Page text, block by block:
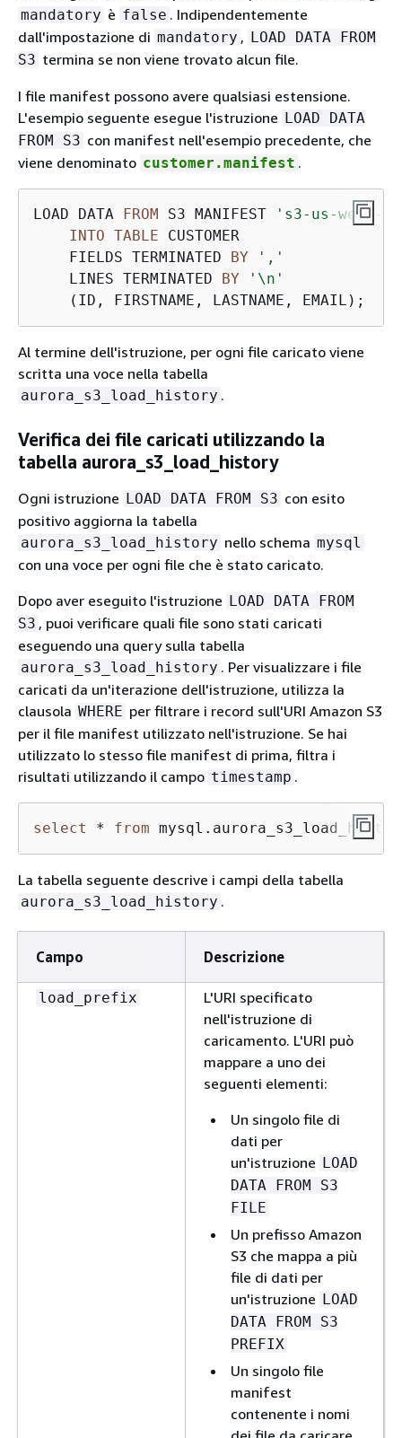
mandatory è false . Indipendentemente
dall'impostazione di mandatory , LOAD DATA FROM
S3 termina se non viene trovato alcun file.
I file manifest possono avere qualsiasi estensione.
L'esempio seguente esegue l'istruzione LOAD DATA
FROM S3 con manifest nell'esempio precedente, che
viene denominato customer.manifest .
LOAD DATA FROM S3 MANIFEST
's3-us-west-
INTO TABLE CUSTOMER
    FIELDS TERMINATED
BY
','
    LINES TERMINATED
BY
'\n'
    (ID, FIRSTNAME, LASTNAME, EMAIL);
Al termine dell'istruzione, per ogni file caricato viene
scritta una voce nella tabella
aurora_s3_load_history .
Verifica dei file caricati utilizzando la
tabella aurora_s3_load_history
Ogni istruzione LOAD DATA FROM S3 con esito
positivo aggiorna la tabella
aurora_s3_load_history nello schema mysql
con una voce per ogni file che è stato caricato.
Dopo aver eseguito l'istruzione LOAD DATA FROM
S3 , puoi verificare quali file sono stati caricati
eseguendo una query sulla tabella
aurora_s3_load_history . Per visualizzare i file
caricati da un'iterazione dell'istruzione, utilizza la
clausola WHERE per filtrare i record sull'URI Amazon S3
per il file manifest utilizzato nell'istruzione. Se hai
utilizzato lo stesso file manifest di prima, filtra i
risultati utilizzando il campo timestamp .
select * from
La tabella seguente descrive i campi della tabella
aurora_s3_load_history .
Campo Descrizione
load_prefix
L'URI specificato
nell'istruzione di
caricamento. L'URI può
mappare a uno dei
seguenti elementi:
Un singolo file di
dati per
un'istruzione LOAD
DATA FROM S3
FILE
Un prefisso Amazon
S3 che mappa a più
file di dati per
un'istruzione LOAD
DATA FROM S3
PREFIX
Un singolo file
manifest
contenente i nomi